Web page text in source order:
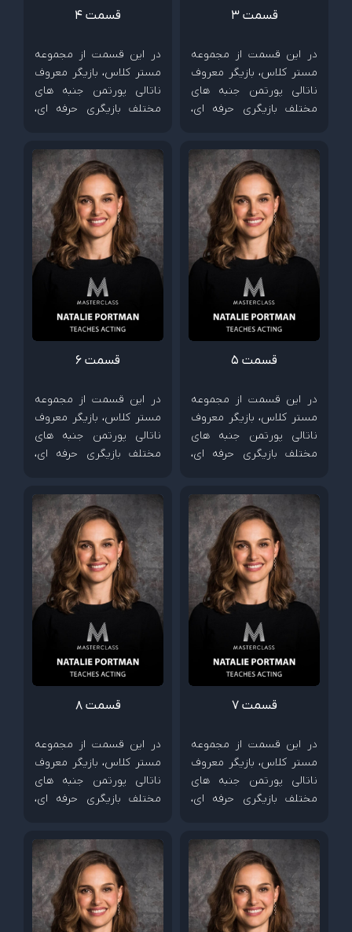
قسمت 3
در این قسمت از مجموعه
مستر کلاس، بازیگر معروف
ناتالی پورتمن جنبه های
مختلف بازیگری حرفه ای،
ها را آموزش می دهد.
قسمت 4
در این قسمت از مجموعه
مستر کلاس، بازیگر معروف
ناتالی پورتمن جنبه های
مختلف بازیگری حرفه ای،
ها را آموزش می دهد.
قسمت 5
در این قسمت از مجموعه
مستر کلاس، بازیگر معروف
ناتالی پورتمن جنبه های
مختلف بازیگری حرفه ای،
ها را آموزش می دهد.
قسمت 6
در این قسمت از مجموعه
مستر کلاس، بازیگر معروف
ناتالی پورتمن جنبه های
مختلف بازیگری حرفه ای،
ها را آموزش می دهد.
قسمت 7
در این قسمت از مجموعه
مستر کلاس، بازیگر معروف
ناتالی پورتمن جنبه های
مختلف بازیگری حرفه ای،
ها را آموزش می دهد.
قسمت 8
در این قسمت از مجموعه
مستر کلاس، بازیگر معروف
ناتالی پورتمن جنبه های
مختلف بازیگری حرفه ای،
ها را آموزش می دهد.